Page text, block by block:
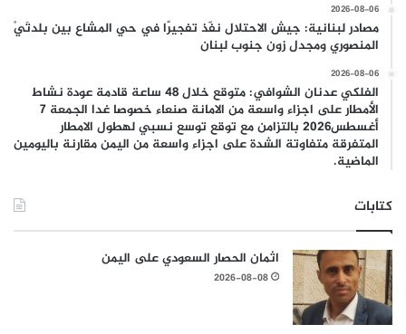
2026-08-06
مصادر لبنانية: جيش الاحتلال نفّذ تفجيرًا في حي المشاع بين بلدتَيْ
المنصوري ومجدل زون جنوب لبنان
2026-08-06
الفلكي عدنان الشوافي: متوقع خلال 48 ساعة قادمة عودة نشاط
الأمطار على اجزاء واسعة من الامانة صنعاء خصوصا غدا الجمعة 7
أغسطس2026 بالتزامن مع توقع توسع نسبي لهطول الامطار
المتفرقة متفاوتة الشدة على اجزاء واسعة من اليمن مقارنة باليومين
الماضية.
كتابات
اثمان الحصار السعودي على اليمن
2026-08-08